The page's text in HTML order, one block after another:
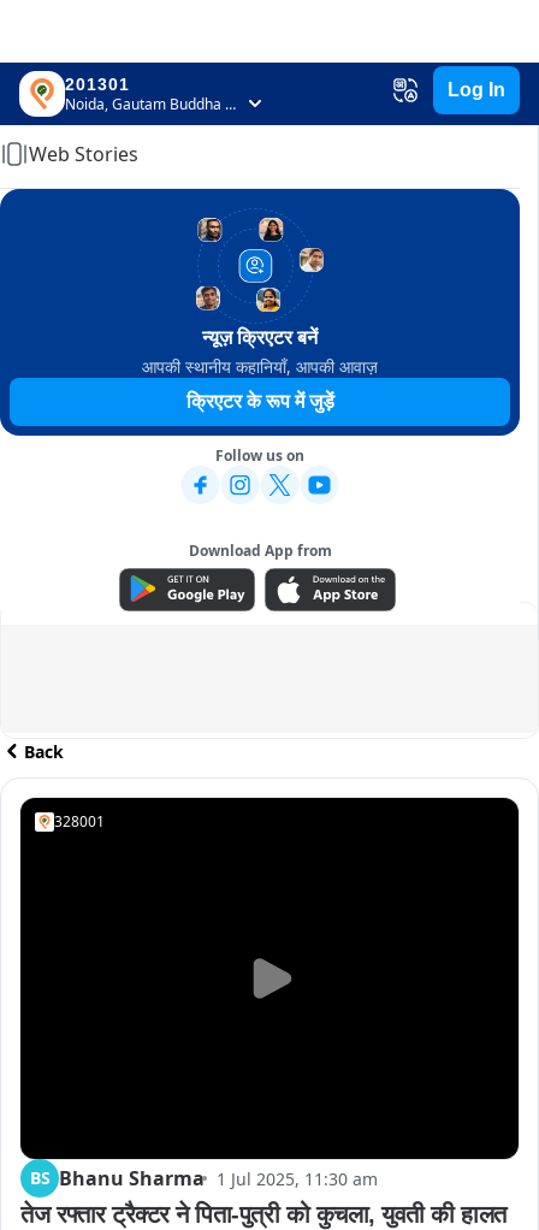
201301
Noida, Gautam Buddha Nagar, Uttar Pradesh
Log In
Home
Web Stories
न्यूज़ क्रिएटर बनें
आपकी स्थानीय कहानियाँ, आपकी आवाज़
क्रिएटर के रूप में जुड़ें
Follow us on
Download App from
ADVERTISEMENT
Back
328001
BS Bhanu Sharma 1 Jul 2025, 11:30 am
तेज रफ्तार ट्रैक्टर ने पिता-पुत्री को कुचला, युवती की हालत